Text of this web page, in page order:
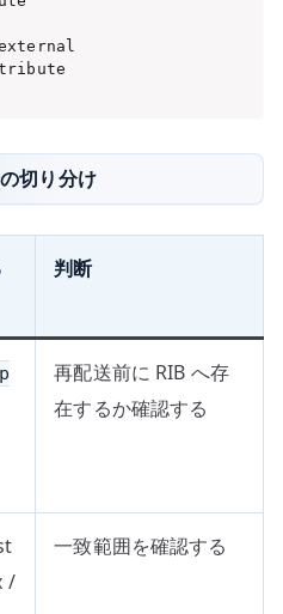
切り分け
判断
再配送前に RIB へ存
在するか確認する
/
一致範囲を確認する